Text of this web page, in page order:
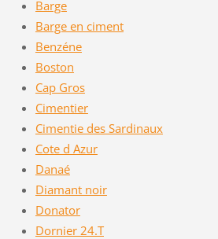
Barge
Barge en ciment
Benzéne
Boston
Cap Gros
Cimentier
Cimentie des Sardinaux
Cote d Azur
Danaé
Diamant noir
Donator
Dornier 24.T